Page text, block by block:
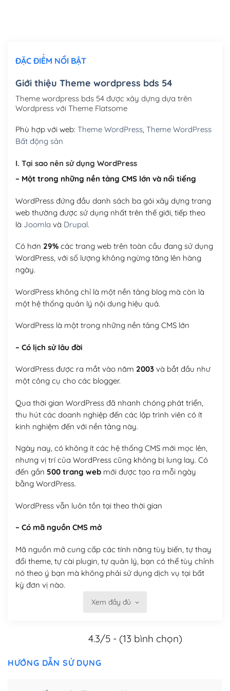
Mua thêm Host + Tên miền
Tên miền quốc tế .com .net .org (1 năm)
Tên miền Việt Nam .vn (1 năm) (+550,000₫)
Hosting 3GB SSD (1 năm)
Hosting 5GB SSD (1 năm)
Hosting 8GB SSD (1 năm) (+950,000₫)
ĐẶC ĐIỂM NỔI BẬT
Giới thiệu Theme wordpress bds 54
Theme wordpress bds 54 được xây dựng dựa trên
Wordpress với Theme Flatsome
Phù hợp với web: Theme WordPress, Theme WordPress
Bất động sản
I. Tại sao nên sử dụng WordPress
– Một trong những nền tảng CMS lớn và nổi tiếng
WordPress đứng đầu danh sách ba gói xây dựng trang
web thường được sử dụng nhất trên thế giới, tiếp theo
là Joomla và Drupal.
Có hơn 29%các trang web trên toàn cầu đang sử dụng
WordPress, với số lượng không ngừng tăng lên hàng
ngày.
WordPress không chỉ là một nền tảng blog mà còn là
một hệ thống quản lý nội dung hiệu quả.
WordPress là một trong những nền tảng CMS lớn
– Có lịch sử lâu đời
WordPress được ra mắt vào năm 2003và bắt đầu như
một công cụ cho các blogger.
Qua thời gian WordPress đã nhanh chóng phát triển,
thu hút các doanh nghiệp đến các lập trình viên có ít
kinh nghiệm đến với nền tảng này.
Ngày nay, có không ít các hệ thống CMS mới mọc lên,
nhưng vị trí của WordPress cũng không bị lung lay. Có
đến gần 500 trang webmới được tạo ra mỗi ngày
bằng WordPress.
WordPress vẫn luôn tồn tại theo thời gian
– Có mã nguồn CMS mở
Mã nguồn mở cung cấp các tính năng tùy biến, tự thay
đổi theme, tự cài plugin, tự quản lý, bạn có thể tùy chỉnh
nó theo ý bạn mà không phải sử dụng dịch vụ tại bất
kỳ đơn vị nào.
Việc của bạn là đăng ký một tên miền và hosting để
Có thể tùy biến trên website WordPress
– Thân thiện với công cụ tìm kiếm
Xem đầy đủ
4.3/5 - (13 bình chọn)
HƯỚNG DẪN SỬ DỤNG